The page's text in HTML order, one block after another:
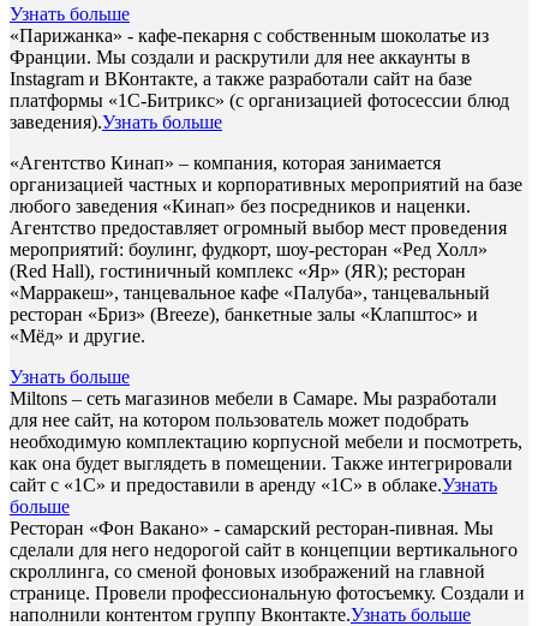
Узнать больше
«Парижанка» - кафе-пекарня с собственным шоколатье из
Франции. Мы создали и раскрутили для нее аккаунты в
Instagram и ВКонтакте, а также разработали сайт на базе
платформы «1С-Битрикс» (с организацией фотосессии блюд
заведения).Узнать больше
«Агентство Кинап» – компания, которая занимается
организацией частных и корпоративных мероприятий на базе
любого заведения «Кинап» без посредников и наценки.
Агентство предоставляет огромный выбор мест проведения
мероприятий: боулинг, фудкорт, шоу-ресторан «Ред Холл»
(Red Hall), гостиничный комплекс «Яр» (ЯR); ресторан
«Марракеш», танцевальное кафе «Палуба», танцевальный
ресторан «Бриз» (Breeze), банкетные залы «Клапштос» и
«Мёд» и другие.
Узнать больше
Miltons – сеть магазинов мебели в Самаре. Мы разработали
для нее сайт, на котором пользователь может подобрать
необходимую комплектацию корпусной мебели и посмотреть,
как она будет выглядеть в помещении. Также интегрировали
сайт с «1С» и предоставили в аренду «1С» в облаке.Узнать
больше
Ресторан «Фон Вакано» - самарский ресторан-пивная. Мы
сделали для него недорогой сайт в концепции вертикального
скроллинга, со сменой фоновых изображений на главной
странице. Провели профессиональную фотосъемку. Создали и
наполнили контентом группу Вконтакте.Узнать больше